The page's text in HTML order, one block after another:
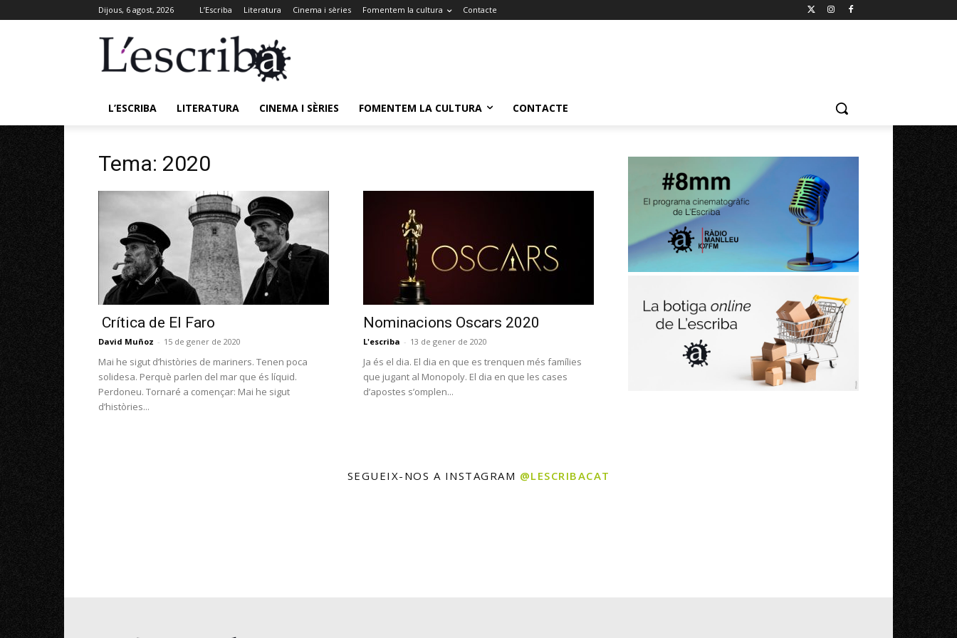
Dijous, 6 agost, 2026 L’Escriba Literatura Cinema i sèries Fomentem la cultura Contacte
L’ESCRIBA LITERATURA CINEMA I SÈRIES FOMENTEM LA CULTURA CONTACTE
Tema: 2020
Crítica de El Faro
David Muñoz - 15 de gener de 2020
Mai he sigut d’històries de mariners. Tenen poca
solidesa. Perquè parlen del mar que és líquid.
Perdoneu. Tornaré a començar: Mai he sigut
d’històries...
Nominacions Oscars 2020
L'escriba - 13 de gener de 2020
Ja és el dia. El dia en que es trenquen més famílies
que jugant al Monopoly. El dia en que les cases
d’apostes s’omplen...
SEGUEIX-NOS A INSTAGRAM @LESCRIBACAT